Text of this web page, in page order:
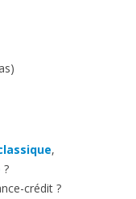
,
?
crédit ?